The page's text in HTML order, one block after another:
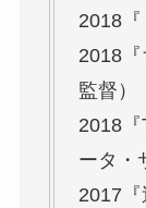
2018『
2018
監督）
2018
ータ・
2017『